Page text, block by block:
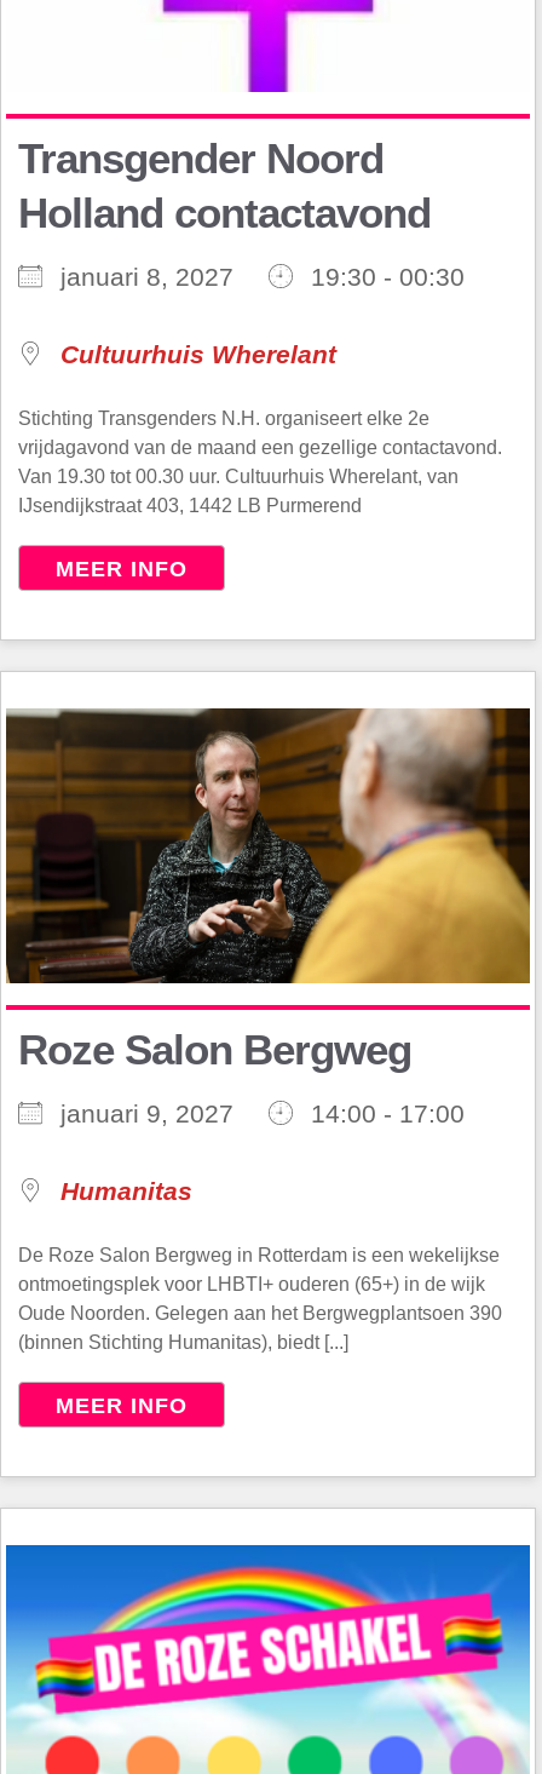
Transgender Noord
Holland contactavond
januari 8, 2027 19:30 - 00:30
Cultuurhuis Wherelant
Stichting Transgenders N.H. organiseert elke 2e
vrijdagavond van de maand een gezellige contactavond.
Van 19.30 tot 00.30 uur. Cultuurhuis Wherelant, van
IJsendijkstraat 403, 1442 LB Purmerend
MEER INFO
Roze Salon Bergweg
januari 9, 2027 14:00 - 17:00
Humanitas
De Roze Salon Bergweg in Rotterdam is een wekelijkse
ontmoetingsplek voor LHBTI+ ouderen (65+) in de wijk
Oude Noorden. Gelegen aan het Bergwegplantsoen 390
(binnen Stichting Humanitas), biedt [...]
MEER INFO